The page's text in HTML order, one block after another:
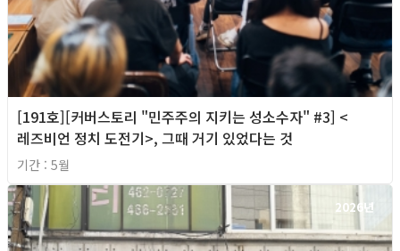
[191호][커버스토리 "민주주의 지키는 성소수자" #3] <
레즈비언 정치 도전기>, 그때 거기 있었다는 것
기간 : 5월
2026년